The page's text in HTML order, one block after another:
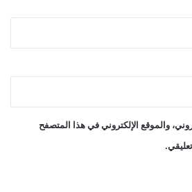
والموقع الإلكتروني في هذا المتصفح